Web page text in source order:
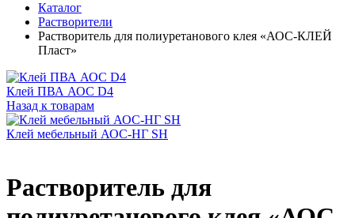
Каталог
Растворители
Растворитель для полиуретанового клея «АОС-КЛЕЙ
Пласт»
Клей ПВА АОС D4
Назад к товарам
Клей мебельный АОС-НГ SH
Растворитель для